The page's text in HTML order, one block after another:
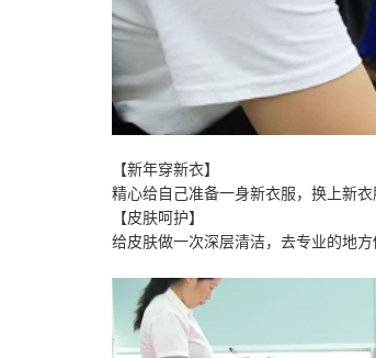
【新年穿新衣】
精心给自己准备一身新衣服，换上新
【皮肤呵护】
给皮肤做一次深层清洁，去专业的地方